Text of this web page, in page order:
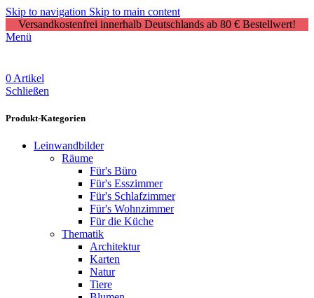
Skip to navigation Skip to main content
Versandkostenfrei innerhalb Deutschlands ab 80 € Bestellwert!
Menü
0 Artikel
Schließen
Produkt-Kategorien
Leinwandbilder
Räume
Für's Büro
Für's Esszimmer
Für's Schlafzimmer
Für's Wohnzimmer
Für die Küche
Thematik
Architektur
Karten
Natur
Tiere